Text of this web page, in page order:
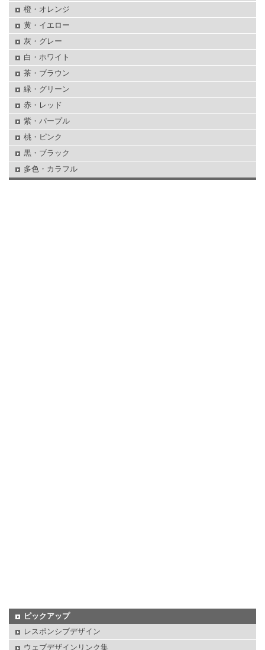
橙・オレンジ
黄・イエロー
灰・グレー
白・ホワイト
茶・ブラウン
緑・グリーン
赤・レッド
紫・パープル
桃・ピンク
黒・ブラック
多色・カラフル
ピックアップ
レスポンシブデザイン
ウェブデザインリンク集